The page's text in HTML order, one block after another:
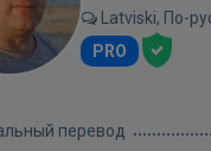
Latviski, По-
PRO
перевод